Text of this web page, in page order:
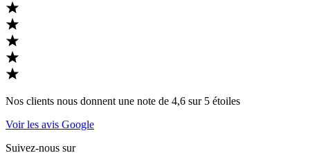
Nos clients nous donnent une note de 4,6 sur 5 étoiles
Voir les avis Google
Suivez-nous sur